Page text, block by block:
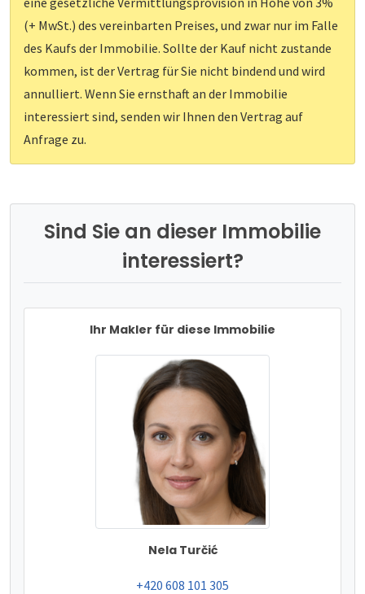
(+ MwSt.) des vereinbarten Preises, und zwar nur im Falle
des Kaufs der Immobilie. Sollte der Kauf nicht zustande
kommen, ist der Vertrag für Sie nicht bindend und wird
annulliert. Wenn Sie ernsthaft an der Immobilie
interessiert sind, senden wir Ihnen den Vertrag auf
Anfrage zu.
Sind Sie an dieser Immobilie
interessiert?
Ihr Makler für diese Immobilie
Nela Turčić
tel:
+420 608 101 305